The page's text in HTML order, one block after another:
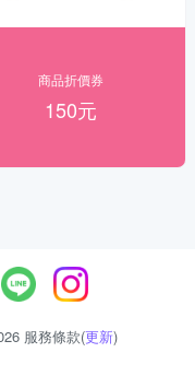
商品折價券
150元
服務條款(更新)